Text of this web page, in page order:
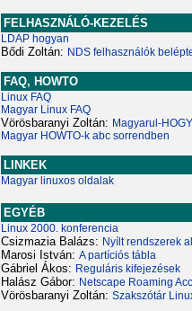
FELHASZNÁLÓ-KEZELÉS
LDAP hogyan
Bődi Zoltán: NDS felhasználók
FAQ, HOWTO
Linux FAQ
Magyar Linux FAQ
Vörösbaranyi Zoltán: Magyarul-
Magyar HOWTO-k abc sorrendben
LINKEK
Magyar linuxos oldalak
EGYÉB
Linux 2000. konferencia
Csizmazia Balázs: Nyílt rendszerek
Marosi István: A partíciós tábla
Gábriel Ákos: Reguláris kifejezések
Halász Gábor: Netscape Roaming
Vörösbaranyi Zoltán: Szakszótár